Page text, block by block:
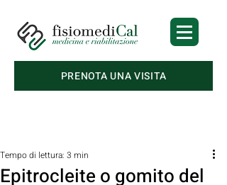
PRENOTA UNA VISITA
Epitrocleite o gomito del
Tempo di lettura: 3 min